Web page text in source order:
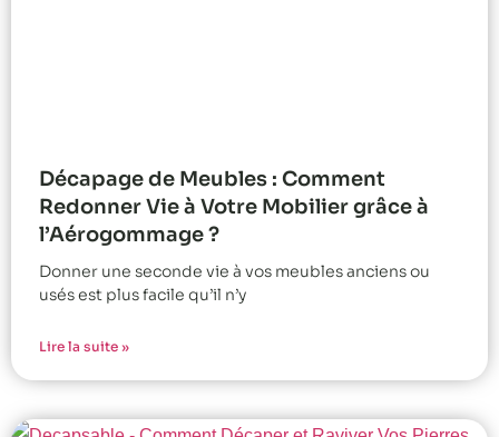
Décapage de Meubles : Comment
Redonner Vie à Votre Mobilier grâce à
l’Aérogommage ?
Donner une seconde vie à vos meubles anciens ou
usés est plus facile qu’il n’y
Lire la suite »